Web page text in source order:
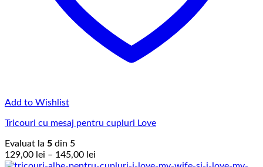
Add to Wishlist
Tricouri cu mesaj pentru cupluri Love
Evaluat la 5 din 5
129,00 lei – 145,00 lei